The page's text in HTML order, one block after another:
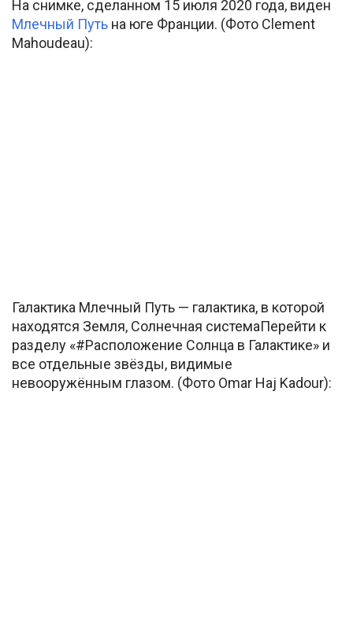
На снимке, сделанном 15 июля 2020 года, виден
Млечный Путь на юге Франции. (Фото Clement
Mahoudeau):
Галактика Млечный Путь — галактика, в которой
находятся Земля, Солнечная системаПерейти к
разделу «#Расположение Солнца в Галактике» и
все отдельные звёзды, видимые
невооружённым глазом. (Фото Omar Haj Kadour):